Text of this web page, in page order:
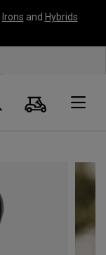
Irons and Hybrids
Panier